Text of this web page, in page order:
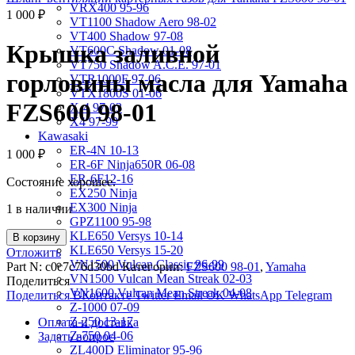
VRX400 95-96
VT1100 Shadow Aero 98-02
VT400 Shadow 97-08
VT600C Shadow 01-08
VT750 Shadow A.C.E. 97-01
VTR1000F 97-06
VTX1800S 01-06
X-4 97-03
X4 97-99
Kawasaki
ER-4N 10-13
ER-6F Ninja650R 06-08
ER-6F12-16
EX250 Ninja
EX300 Ninja
GPZ1100 95-98
KLE650 Versys 10-14
KLE650 Versys 15-20
VN1500 Vulcan Classic 96-99
VN1500 Vulcan Mean Streak 02-03
VN1600 Vulcan Mean Streak 04-08
Z-1000 07-09
Z-250 13-17
Z-750 04-06
ZL400D Eliminator 95-96
1 000 ₽
Крышка заливной
горловины масла для Yamaha
FZS600 98-01
1 000 ₽
Состояние хорошее.
1 в наличии
В корзину
Отложить
Part N: c0c7c76d30bd Категории:FZS600 98-01 , Yamaha
Поделиться
Поделиться ВКонтакте Twitter Email OK WhatsApp Telegram
Оплата и доставка
Задать вопрос